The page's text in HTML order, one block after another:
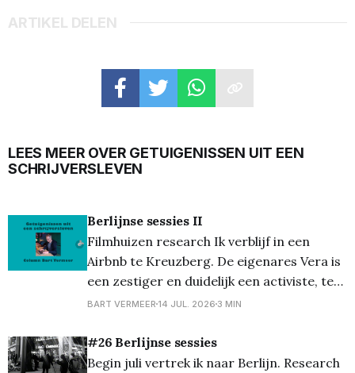
ARTIKEL DELEN
LEES MEER OVER GETUIGENISSEN UIT EEN
SCHRIJVERSLEVEN
Berlijnse sessies II
Filmhuizen research Ik verblijf in een
Airbnb te Kreuzberg. De eigenares Vera is
een zestiger en duidelijk een activiste, te
zien aan de klevers op de voordeur en de
heeft een eigen bureau – wat voor mij een
must was – en er is
BART VERMEER 14 JUL. 2026 3 MIN
#26 Berlijnse sessies
Begin juli vertrek ik naar Berlijn. Research